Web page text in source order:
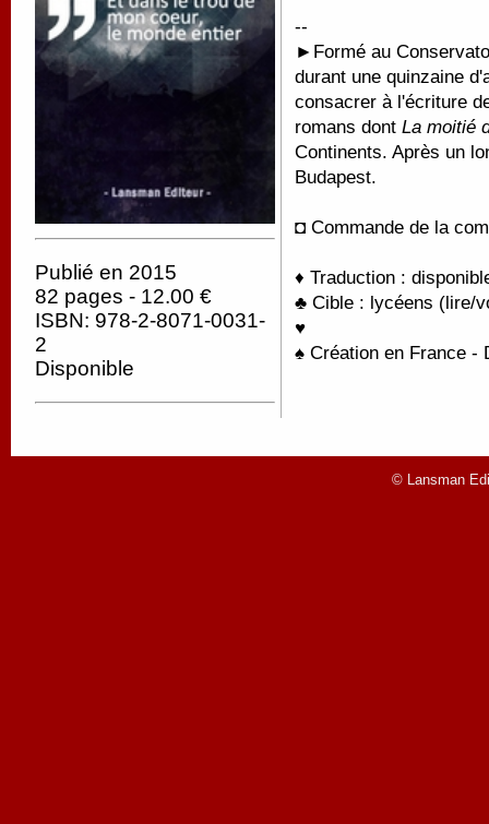
Publié en 2015
82 pages - 12.00 €
ISBN: 978-2-8071-0031-
2
Disponible
--
► Formé au
durant une quinzaine
consacrer à l'écriture
romans dont La moitié
Continents. Après un
Budapest.
◘ Commande de la
♦ Traduction :
♣ Cible : lycéens (lire/
♥
♠ Création en France -
© Lansman